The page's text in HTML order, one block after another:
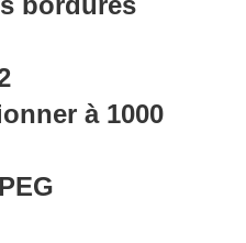
à 1000